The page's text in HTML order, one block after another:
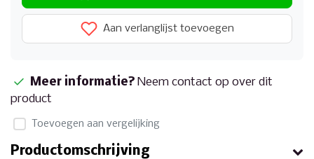
Aan verlanglijst toevoegen
Meer informatie? Neem contact op over dit
product
Toevoegen aan vergelijking
Productomschrijving